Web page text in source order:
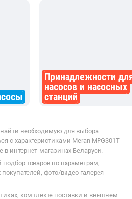
Принадлежности
насосов и насосных
станций
необходимую для выбора
с характеристиками Meran MPG301T
в интернет-магазинах Беларуси.
товаров по параметрам,
фото/видео галерея
комплекте поставки и внешнем